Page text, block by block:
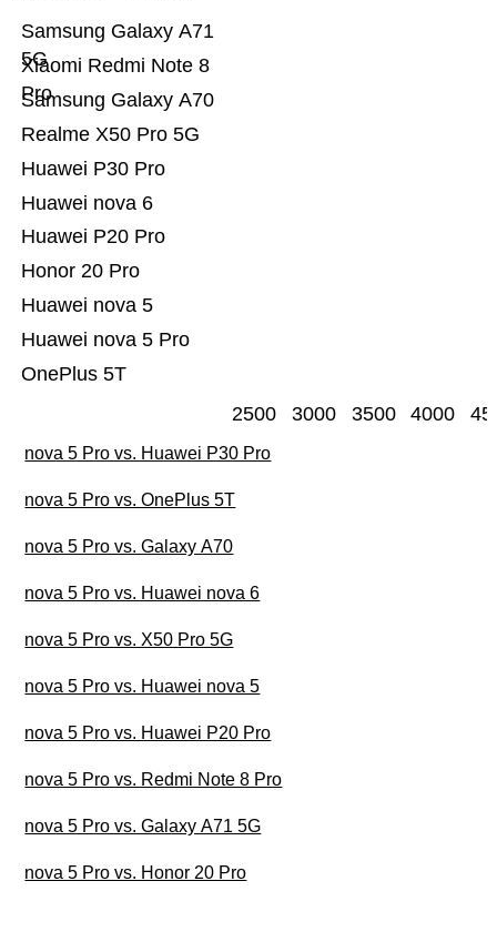
OnePlus 5T
Huawei nova 5 Pro
Huawei nova 5
Honor 20 Pro
Huawei P20 Pro
Huawei nova 6
Huawei P30 Pro
Realme X50 Pro 5G
Samsung Galaxy A70
Xiaomi Redmi Note 8
Pro
Samsung Galaxy A71
5G
2500 3000 3500 4000
nova 5 Pro vs. Huawei P30 Pro
nova 5 Pro vs. OnePlus 5T
nova 5 Pro vs. Galaxy A70
nova 5 Pro vs. Huawei nova 6
nova 5 Pro vs. X50 Pro 5G
nova 5 Pro vs. Huawei nova 5
nova 5 Pro vs. Huawei P20 Pro
nova 5 Pro vs. Redmi Note 8 Pro
nova 5 Pro vs. Galaxy A71 5G
nova 5 Pro vs. Honor 20 Pro